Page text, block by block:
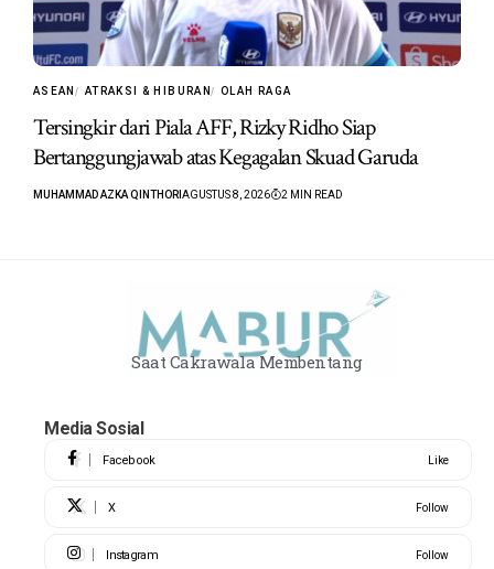
ASEAN ATRAKSI & HIBURAN OLAH RAGA
Tersingkir dari Piala AFF, Rizky Ridho Siap
Bertanggungjawab atas Kegagalan Skuad Garuda
MUHAMMAD AZKA QINTHORI AGUSTUS 8, 2026 2 MIN READ
Saat Cakrawala Membentang
Media Sosial
Facebook Like
X Follow
Instagram Follow